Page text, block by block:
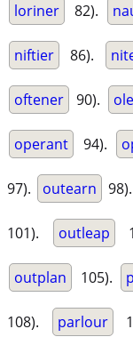
loriner 82).
niftier 86).
oftener 90).
operant 94).
97). outearn 98).
101). outleap
outplan 105).
108). parlour